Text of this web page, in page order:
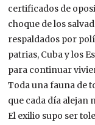
certificados de
choque de los
respaldados por
patrias, Cuba y los
para continuar
Toda una fauna de
que cada día alejan
El exilio supo ser